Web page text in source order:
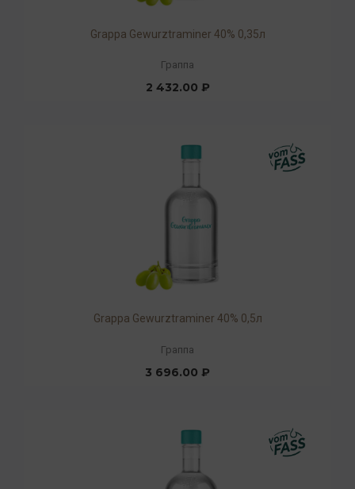
Grappa Gewurztraminer 40% 0,35л
Граппа
2 432.00 ₽
Grappa Gewurztraminer 40% 0,5л
Граппа
3 696.00 ₽